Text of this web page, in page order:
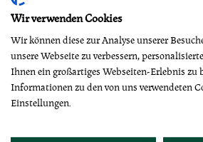
Wir verwenden Cookies
Wir können diese zur Analyse unserer
unsere Webseite zu verbessern,
Ihnen ein großartiges Webseiten-Erlebnis zu
Informationen zu den von uns verwendeten
Einstellungen.
Produktgalerie überspringen
Dazu